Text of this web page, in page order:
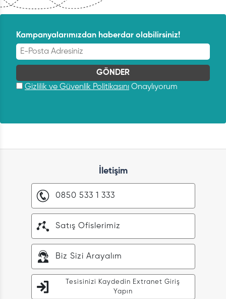
Kampanyalarımızdan haberdar olabilirsiniz!
Gizlilik ve Güvenlik Politikasını Onaylıyorum
İletişim
0850 533 1 333
Satış Ofislerimiz
Biz Sizi Arayalım
Tesisinizi Kaydedin Extranet Giriş
Yapın